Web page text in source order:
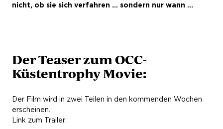
nicht, ob sie sich verfahren … sondern nur wann ...
Der Teaser zum OCC-
Küstentrophy Movie:
Der Film wird in zwei Teilen in den kommenden Wochen
erscheinen.
Link zum Trailer: